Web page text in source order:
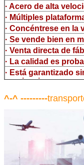
la
Kits
· Acero de alta
· Múltiples
· Concéntrese en la
· Se vende bien en
· Venta directa de
· La calidad es
· Está garantizado
apariencia.
^-^ ---------